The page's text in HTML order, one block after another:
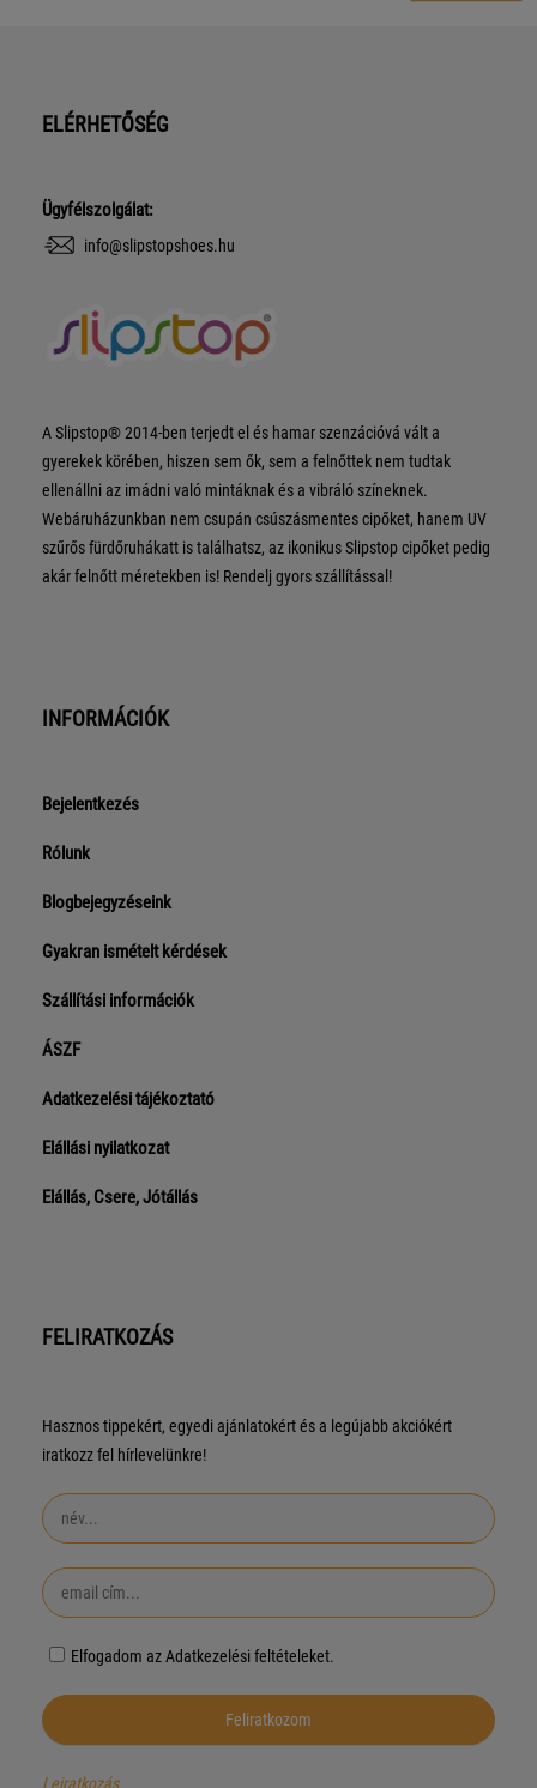
ELÉRHETŐSÉG
Ügyfélszolgálat:
info@slipstopshoes.hu
A Slipstop® 2014-ben terjedt el és hamar szenzációvá vált a
gyerekek körében, hiszen sem ők, sem a felnőttek nem tudtak
ellenállni az imádni való mintáknak és a vibráló színeknek.
Webáruházunkban nem csupán csúszásmentes cipőket, hanem UV
szűrős fürdőruhákatt is találhatsz, az ikonikus Slipstop cipőket pedig
akár felnőtt méretekben is! Rendelj gyors szállítással!
INFORMÁCIÓK
Bejelentkezés
Rólunk
Blogbejegyzéseink
Gyakran ismételt kérdések
Szállítási információk
ÁSZF
Adatkezelési tájékoztató
Elállási nyilatkozat
Elállás, Csere, Jótállás
FELIRATKOZÁS
Hasznos tippekért, egyedi ajánlatokért és a legújabb akciókért
iratkozz fel hírlevelünkre!
Elfogadom az Adatkezelési feltételeket.
Leiratkozás